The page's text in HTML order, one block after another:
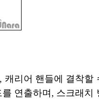
캐리어 핸들에 결착할
연출하며, 스크래치